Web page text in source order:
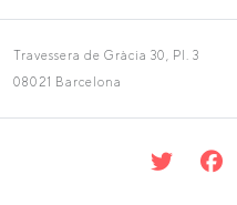
Travessera de Gràcia 30, Pl. 3
08021 Barcelona